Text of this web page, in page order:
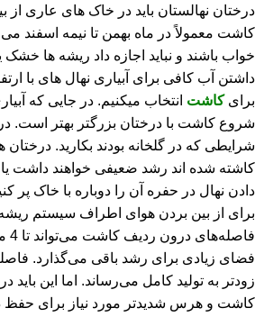
درختان نهالستان باید در خاک های عاری از
کاشت معمولاً در ماه بهمن تا نیمه اسفند می
خواب باشند و نباید اجازه داد ریشه ها خشک
برایکاشت انتخاب میکنیم. در جایی که
شروع کاشت با درختان بزرگتر بهتر است.
شرایطی که در گلخانه بودند بکارید.
کاشته شده اند رشد ضعیفی خواهند داشت یا
دادن نهال در حفره آن را دوباره با خاک پر
برای از بین بردن هوای اطراف سیستم ریشه
فضای زیادی برای رشد باقی می‌گذارد.
زودتر به تولید کامل می‌رساند. اما این باید
کاشت و هرس شدیدتر مورد نیاز برای حفظ